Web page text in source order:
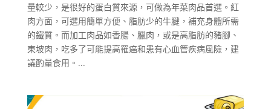
量較少，是很好的蛋白質來源，可做為年菜肉品首選。紅
肉方面，可選用簡單方便、脂肪少的牛腱，補充身體所需
的鐵質。而加工肉品如香腸、臘肉，或是高脂肪的豬腳、
東坡肉，吃多了可能提高罹癌和患有心血管疾病風險，建
議酌量食用。...